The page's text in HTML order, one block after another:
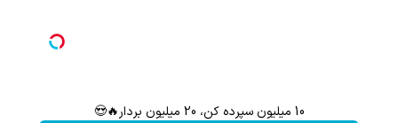
10 میلیون سپرده کن، 20 میلیون بردار🔥😍